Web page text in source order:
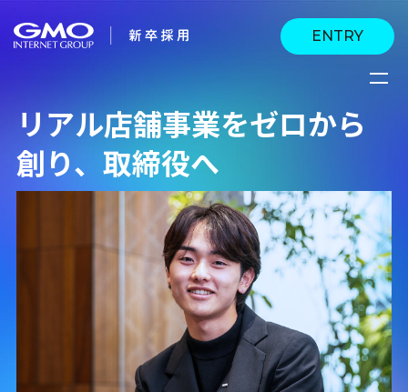
ENTRY
会社を知る
企業情報 CEOメッセージ
働く人
インタビュー・クロス
キャリアパス
働く環境
人財育成制度
社内イベント
AI活用ブログ
採用情報
リアル店舗事業をゼロから
創り、取締役へ